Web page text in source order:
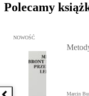
Polecamy
Przejdź do: Metodyka
NOWOŚĆ
Marcin